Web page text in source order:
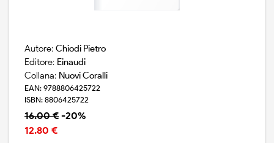
Autore: Chiodi Pietro
Editore: Einaudi
Collana: Nuovi Coralli
EAN: 9788806425722
ISBN: 8806425722
16.00 € -20%
12.80 €